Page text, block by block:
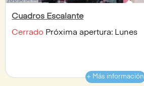
Cuadros Escalante
Cerrado Próxima apertura: Lunes
+ Más información